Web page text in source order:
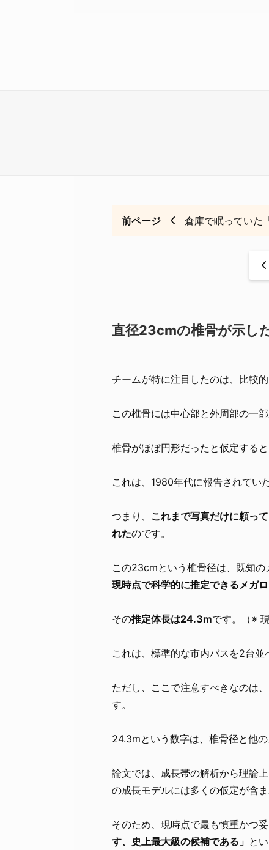
前ページ 倉庫で眠っていた
<
直径23cmの椎骨が示し
チームが特に注目したのは、比較
この椎骨には中心部と外周部の一
椎骨がほぼ円形だったと仮定する
これは、1980年代に報告されてい
つまり、 これまで写真だけに頼っ
れたのです。
この23cmという椎骨径は、既知
現時点で科学的に推定できるメガ
その推定体長は24.3mです。（※
これは、標準的な市内バスを2台並
ただし、ここで注意すべきなのは
す。
24.3mという数字は、椎骨径と他
論文では、成長帯の解析から理論
の成長モデルには多くの仮定が含
そのため、現時点で最も慎重かつ
す、史上最大級の候補である」 と